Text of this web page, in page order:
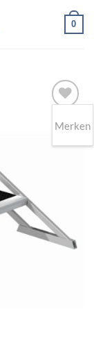
0
Toevoegen
Merken